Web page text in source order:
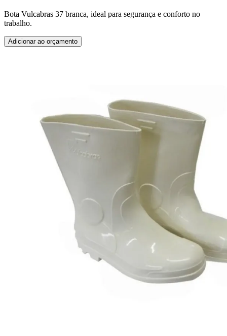
Bota Vulcabras 37 branca, ideal para segurança e conforto no
trabalho.
Adicionar ao orçamento